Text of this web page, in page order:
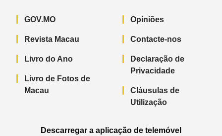
GOV.MO
Revista Macau
Livro do Ano
Livro de Fotos de
Macau
Opiniões
Contacte-nos
Declaração de
Privacidade
Cláusulas de
Utilização
Descarregar a aplicação de telemóvel